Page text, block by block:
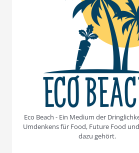
Eco Beach - Ein Medium der
Umdenkens für Food, Future Food
dazu gehört.